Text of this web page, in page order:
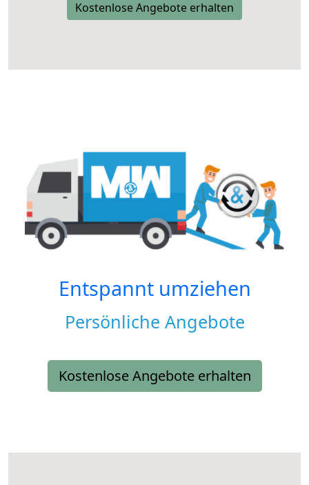
Kostenlose Angebote erhalten
Entspannt umziehen
Persönliche Angebote
Kostenlose Angebote erhalten